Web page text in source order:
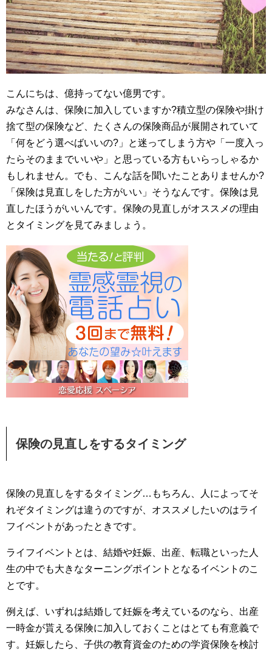
こんにちは、億持ってない億男です。
みなさんは、保険に加入していますか?積立型の保険や掛け
捨て型の保険など、たくさんの保険商品が展開されていて
「何をどう選べばいいの?」と迷ってしまう方や「一度入っ
たらそのままでいいや」と思っている方もいらっしゃるか
もしれません。でも、こんな話を聞いたことありませんか?
「保険は見直しをした方がいい」そうなんです。保険は見
直したほうがいいんです。保険の見直しがオススメの理由
とタイミングを見てみましょう。
保険の見直しをするタイミング
保険の見直しをするタイミング…もちろん、人によってそ
れぞタイミングは違うのですが、オススメしたいのはライ
フイベントがあったときです。
ライフイベントとは、結婚や妊娠、出産、転職といった人
生の中でも大きなターニングポイントとなるイベントのこ
とです。
例えば、いずれは結婚して妊娠を考えているのなら、出産
一時金が貰える保険に加入しておくことはとても有意義で
す。妊娠したら、子供の教育資金のための学資保険を検討